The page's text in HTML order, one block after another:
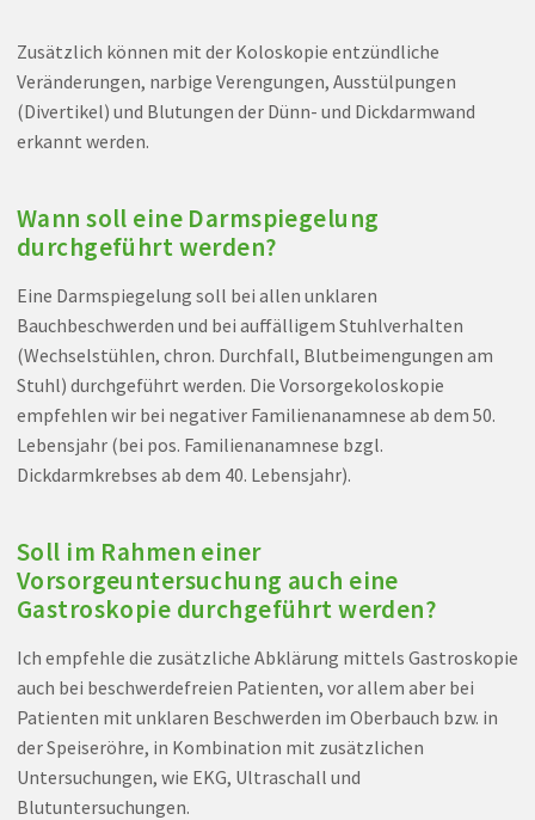
Zusätzlich können mit der Koloskopie entzündliche
Veränderungen, narbige Verengungen, Ausstülpungen
(Divertikel) und Blutungen der Dünn- und Dickdarmwand
erkannt werden.
Wann soll eine Darmspiegelung
durchgeführt werden?
Eine Darmspiegelung soll bei allen unklaren
Bauchbeschwerden und bei auffälligem Stuhlverhalten
(Wechselstühlen, chron. Durchfall, Blutbeimengungen am
Stuhl) durchgeführt werden. Die Vorsorgekoloskopie
empfehlen wir bei negativer Familienanamnese ab dem 50.
Lebensjahr (bei pos. Familienanamnese bzgl.
Dickdarmkrebses ab dem 40. Lebensjahr).
Soll im Rahmen einer
Vorsorgeuntersuchung auch eine
Gastroskopie durchgeführt werden?
Ich empfehle die zusätzliche Abklärung mittels Gastroskopie
auch bei beschwerdefreien Patienten, vor allem aber bei
Patienten mit unklaren Beschwerden im Oberbauch bzw. in
der Speiseröhre, in Kombination mit zusätzlichen
Untersuchungen, wie EKG, Ultraschall und
Blutuntersuchungen.